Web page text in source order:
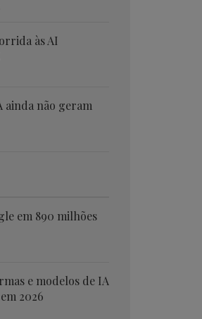
às AI
ainda não geram
em 890 milhões
e modelos de IA
2026